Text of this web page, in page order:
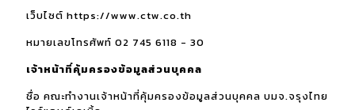
เว็บไซต์ https://www.ctw.co.th
หมายเลขโทรศัพท์ 02 745 6118 - 30
เจ้าหน้าที่คุ้มครองข้อมูลส่วนบุคคล
ชื่อ คณะทำงานเจ้าหน้าที่คุ้มครองข้อมูลส่วนบุคคล บมจ.จรุงไทย